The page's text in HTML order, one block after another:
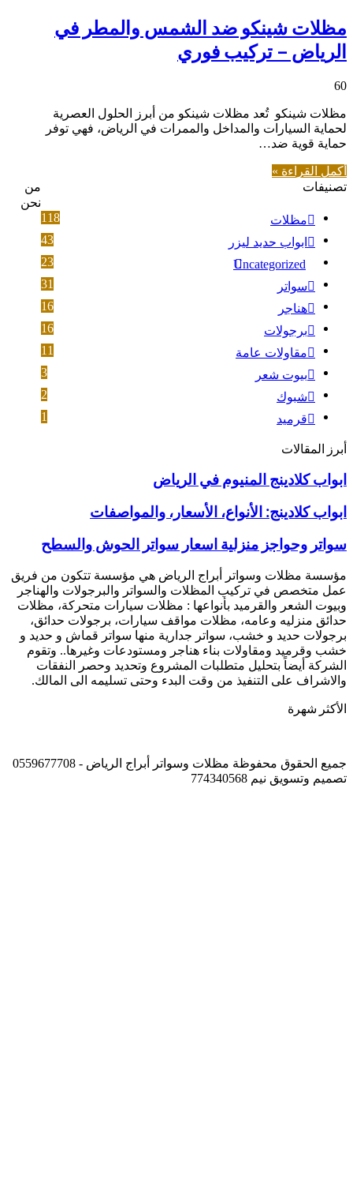
مظلات شينكو ضد الشمس والمطر في
الرياض – تركيب فوري
60
مظلات شينكو تُعد مظلات شينكو من أبرز الحلول العصرية
لحماية السيارات والمداخل والممرات في الرياض، فهي توفر
حماية قوية ضد…
أكمل القراءة »
تصنيفات
مظلات
118
ابواب حديد ليزر
43
Uncategorized
23
سواتر
31
هناجر
16
برجولات
16
مقاولات عامة
11
بيوت شعر
3
شبوك
2
قرميد
1
أبرز المقالات
ابواب
كلادينج
المنيوم
في
الرياض
ابواب كلادينج المنيوم في الرياض
ابواب
كلادينج:
الأنواع،
الأسعار،
والمواصفات
ابواب كلادينج: الأنواع، الأسعار، والمواصفات
سواتر
وحواجز
منزلية
اسعار
سواتر
الحوش
والسطح
سواتر وحواجز منزلية اسعار سواتر الحوش والسطح
من
نحن
مؤسسة مظلات وسواتر أبراج الرياض هي مؤسسة تتكون من فريق
عمل متخصص في تركيب المظلات والسواتر والبرجولات والهناجر
وبيوت الشعر والقرميد بأنواعها : مظلات سيارات متحركة، مظلات
حدائق منزليه وعامه، مظلات مواقف سيارات، برجولات حدائق،
برجولات حديد و خشب، سواتر جدارية منها سواتر قماش و حديد و
خشب وقرميد ومقاولات بناء هناجر ومستودعات وغيرها.. وتقوم
الشركة أيضاً بتحليل متطلبات المشروع وتحديد وحصر النفقات
والاشراف على التنفيذ من وقت البدء وحتى تسليمه الى المالك.
الأكثر شهرة
جميع الحقوق محفوظة مظلات وسواتر أبراج الرياض - 0559677708
تصميم وتسويق نيم 774340568